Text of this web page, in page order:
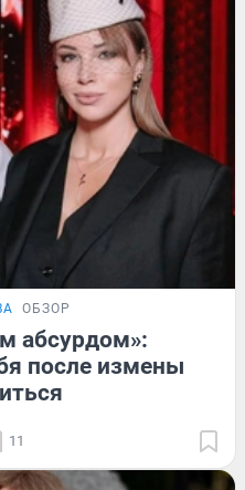
ОБЗОР
абсурдом»:
после измены
11